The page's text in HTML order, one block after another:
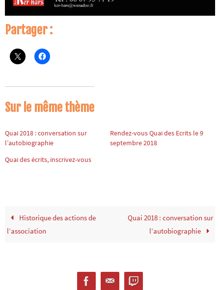
Partager :
Sur le même thème
Quai 2018 : conversation sur
l’autobiographie
Rendez-vous Quai des Ecrits le 9
septembre 2018
Quai des écrits, inscrivez-vous
Historique des actions de
l’association
Quai 2018 : conversation sur
l’autobiographie